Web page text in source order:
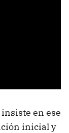
en ese
inicial y